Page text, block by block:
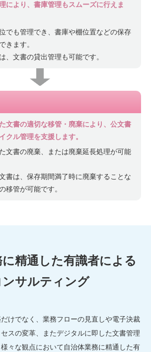
により、書庫管理もスムーズに行えま
でも管理でき、書庫や棚位置などの保存
きます。
、文書の貸出管理も可能です。
文書の適切な移管・廃棄により、公文書
クル管理を支援します。
文書の廃棄、または廃棄延長処理が可能
書は、保存期間満了時に廃棄することな
移管が可能です。
に精通した有識者による
ンサルティング
けでなく、業務フローの見直しや電子決裁
スの変革、またデジタルに即した文書管理
々な観点において自治体業務に精通した有